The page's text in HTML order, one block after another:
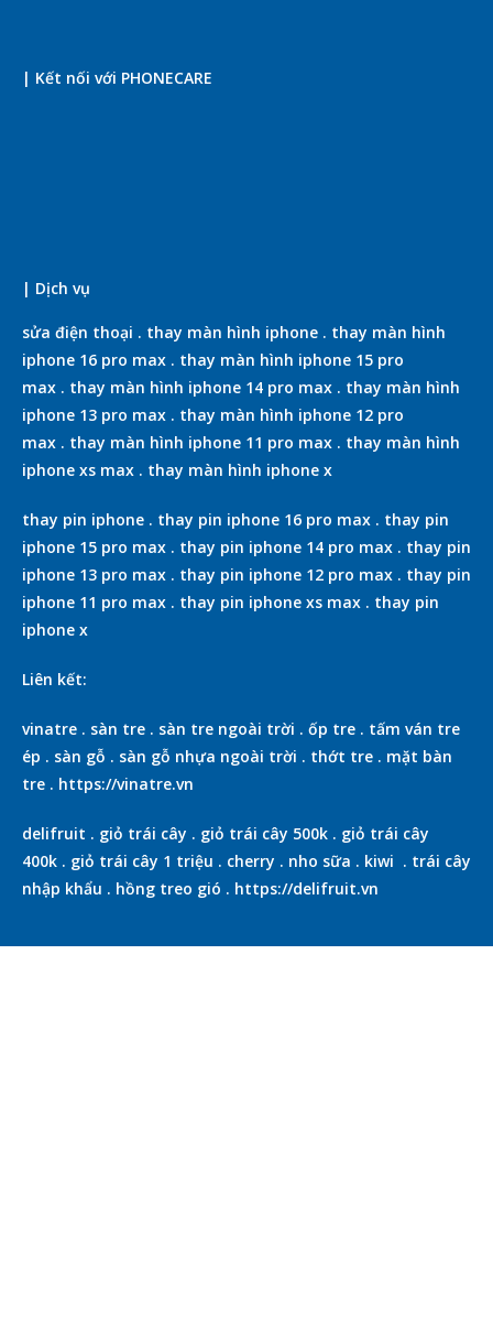
| Kết nối với PHONECARE
| Dịch vụ
sửa điện thoại . thay màn hình iphone . thay màn hình
iphone 16 pro max . thay màn hình iphone 15 pro
max . thay màn hình iphone 14 pro max . thay màn hình
iphone 13 pro max . thay màn hình iphone 12 pro
max . thay màn hình iphone 11 pro max . thay màn hình
iphone xs max . thay màn hình iphone x
thay pin iphone . thay pin iphone 16 pro max . thay pin
iphone 15 pro max . thay pin iphone 14 pro max . thay pin
iphone 13 pro max . thay pin iphone 12 pro max . thay pin
iphone 11 pro max . thay pin iphone xs max . thay pin
iphone x
Liên kết:
vinatre . sàn tre . sàn tre ngoài trời . ốp tre . tấm ván tre
ép . sàn gỗ . sàn gỗ nhựa ngoài trời . thớt tre . mặt bàn
tre . https://vinatre.vn
delifruit . giỏ trái cây . giỏ trái cây 500k . giỏ trái cây
400k . giỏ trái cây 1 triệu . cherry . nho sữa . kiwi . trái cây
nhập khẩu . hồng treo gió . https://delifruit.vn